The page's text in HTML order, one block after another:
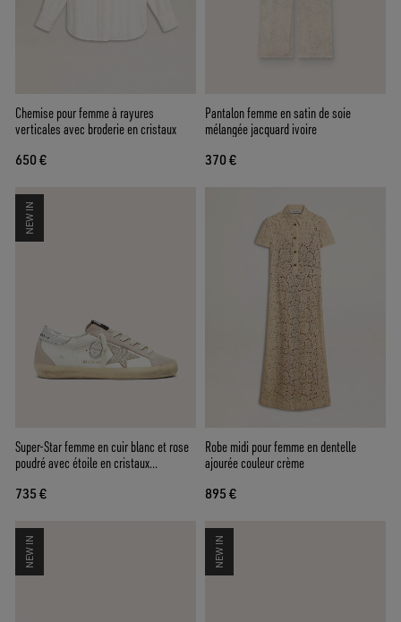
Chemise pour femme à rayures
verticales avec broderie en cristaux
650 €
Pantalon femme en satin de soie
mélangée jacquard ivoire
370 €
NEW IN
Super-Star femme en cuir blanc et rose
poudré avec étoile en cristaux
735 €
Robe midi pour femme en dentelle
ajourée couleur crème
895 €
NEW IN NEW IN